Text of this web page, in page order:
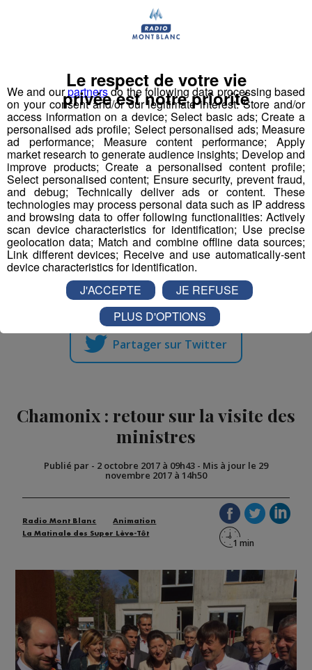
Mont Joly, parrainée par Mathéo Jacquemoud !
Cette course de près de 4km vous offre une vue à
Mont-Blanc et plus de 1000m de dénivelé, un ratio
intéressant pour les amateurs de monté sèche.
Rendez-vous Dimanche 08 Octobre au Plateau de la
Croix à 9h !
Interview de Pierre Parent, organisateur de la Diagonale
du Mont Joly ⬇
mp3
Partager sur Facebook
Partager sur Twitter
Chamonix : retour sur la visite des
ministres
Publié par - 2 octobre 2017 à 09h43 - Mis à jour le 29
novembre 2017 à 14h50
Radio Mont Blanc
Animation
La Matinale des Super Lève-Tôt
We and ourpartnersdo the following data processing based
on your consent and/or our legitimate interest: Store and/or
access information on a device; Select basic ads; Create a
personalised ads profile; Select personalised ads; Measure
ad performance; Measure content performance; Apply
market research to generate audience insights; Develop and
improve products; Create a personalised content profile;
Select personalised content; Ensure security, prevent fraud,
and debug; Technically deliver ads or content. These
technologies may process personal data such as IP address
and browsing data to offer following functionalities: Actively
scan device characteristics for identification; Use precise
geolocation data; Match and combine offline data sources;
Link different devices; Receive and use automatically-sent
device characteristics for identification.
Le respect de votre vie
privée est notre priorité
J'ACCEPTE
JE REFUSE
PLUS D'OPTIONS